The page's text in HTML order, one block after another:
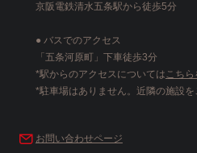
京阪電鉄清水五条駅から徒歩5分
● バスでのアクセス
「五条河原町」下車徒歩3分
*駅からのアクセスについてはこち
*駐車場はありません。近隣の施設を
お問い合わせページ